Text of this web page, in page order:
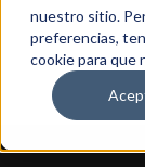
nuestro sitio.
preferencias,
cookie para que